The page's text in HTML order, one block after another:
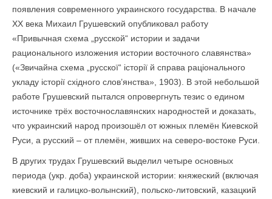
появления современного украинского государства. В начале
ХХ века Михаил Грушевский опубликовал работу
«Привычная схема „русской“ истории и задачи
рационального изложения истории восточного славянства»
(«Звичайна схема „русскої“ історії й справа раціонального
укладу історії східного слов’янства», 1903). В этой небольшой
работе Грушевский пытался опровергнуть тезис о едином
источнике трёх восточнославянских народностей и доказать,
что украинский народ произошёл от южных племён Киевской
Руси, а русский – от племён, живших на северо-востоке Руси.
В других трудах Грушевский выделил четыре основных
периода (укр. доба) украинской истории: княжеский (включая
киевский и галицко-волынский), польско-литовский, казацкий